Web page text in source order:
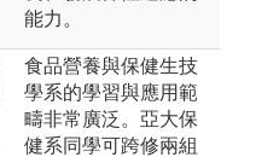
能力。
食品營養與保健生技
學系的學習與應用範
疇非常廣泛。亞大保
健系同學可跨修兩組